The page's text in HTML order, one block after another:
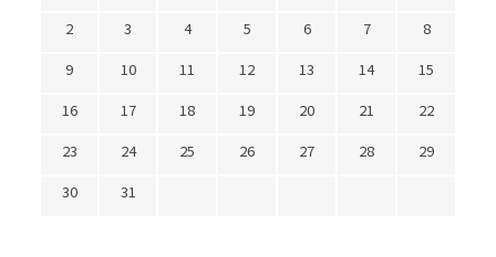
2
3 4 5 6 7
8
9
10 11 12 13 14
15
16
17 18 19 20 21
22
23
24 25 26 27 28
29
30
31